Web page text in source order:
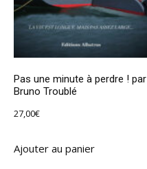
Pas une minute à perdre ! par
Bruno Troublé
27,00€
Ajouter au panier